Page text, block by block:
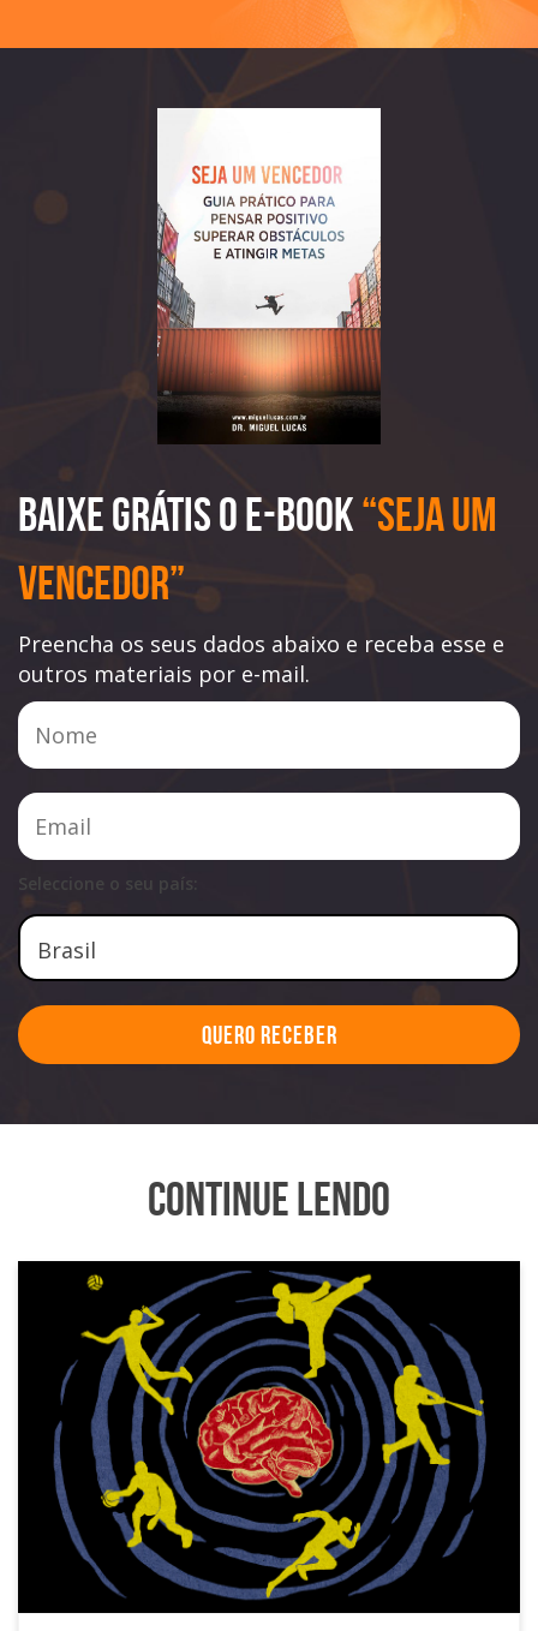
Baixe Grátis o e-book“Seja Um
Vencedor”
Preencha os seus dados abaixo e receba esse e
outros materiais por e-mail.
Seleccione o seu país:
Quero Receber
Continue Lendo